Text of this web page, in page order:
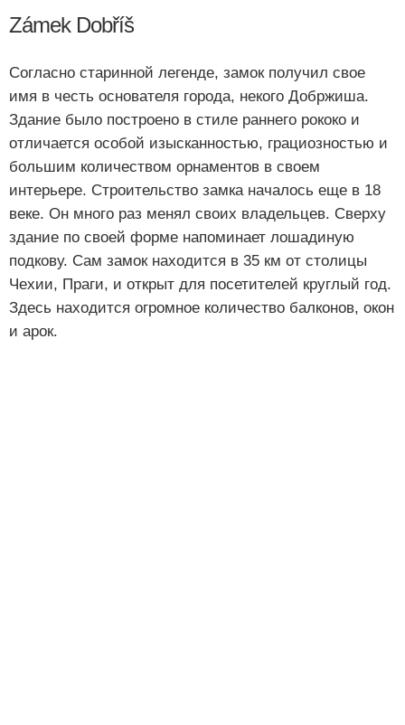
Zámek Dobříš
Согласно старинной легенде, замок получил свое
имя в честь основателя города, некого Добржиша.
Здание было построено в стиле раннего рококо и
отличается особой изысканностью, грациозностью и
большим количеством орнаментов в своем
интерьере. Строительство замка началось еще в 18
веке. Он много раз менял своих владельцев. Сверху
здание по своей форме напоминает лошадиную
подкову. Сам замок находится в 35 км от столицы
Чехии, Праги, и открыт для посетителей круглый год.
Здесь находится огромное количество балконов, окон
и арок.